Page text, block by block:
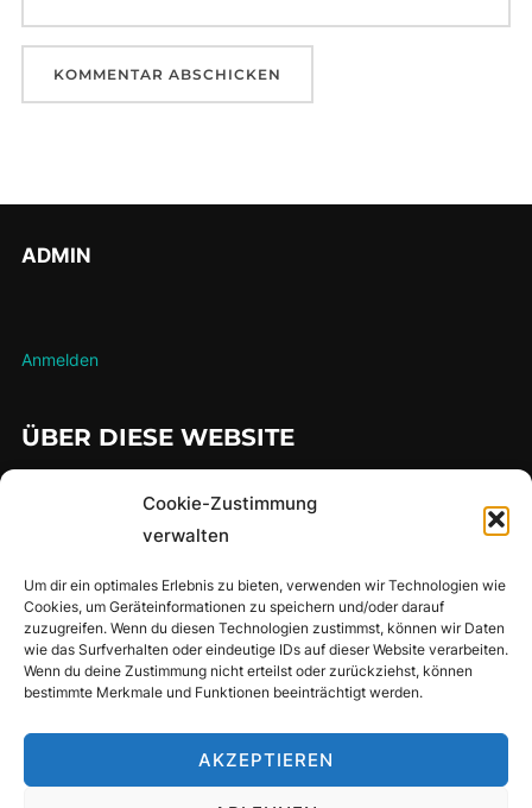
Cookie-Zustimmung
verwalten
Um dir ein optimales Erlebnis zu bieten, verwenden wir Technologien wie
Cookies, um Geräteinformationen zu speichern und/oder darauf
zuzugreifen. Wenn du diesen Technologien zustimmst, können wir Daten
wie das Surfverhalten oder eindeutige IDs auf dieser Website verarbeiten.
Wenn du deine Zustimmung nicht erteilst oder zurückziehst, können
bestimmte Merkmale und Funktionen beeinträchtigt werden.
AKZEPTIEREN
ADMIN
Anmelden
ÜBER DIESE WEBSITE
SUCHE
Suchen
nach:
SUCHEN